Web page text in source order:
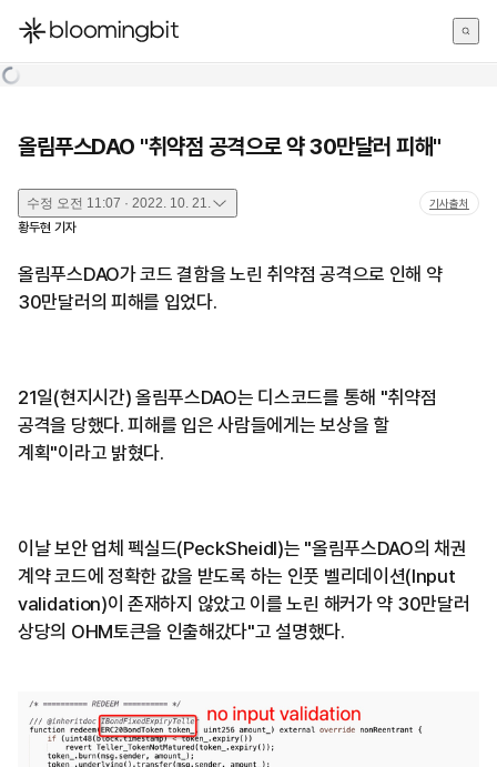
한국어
올림푸스DAO "취약점 공격으로 약 30만달러 피해"
수정 오전 11:07 · 2022. 10. 21. 기사출처
황두현 기자
올림푸스DAO가 코드 결함을 노린 취약점 공격으로 인해 약
30만달러의 피해를 입었다.
21일(현지시간) 올림푸스DAO는 디스코드를 통해 "취약점
공격을 당했다. 피해를 입은 사람들에게는 보상을 할
계획"이라고 밝혔다.
이날 보안 업체 펙실드(PeckSheidl)는 "올림푸스DAO의 채권
계약 코드에 정확한 값을 받도록 하는 인풋 벨리데이션(Input
validation)이 존재하지 않았고 이를 노린 해커가 약 30만달러
상당의 OHM토큰을 인출해갔다"고 설명했다.